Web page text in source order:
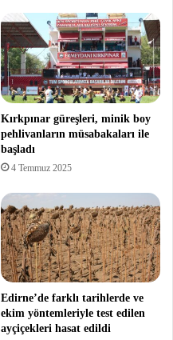
Kırkpınar güreşleri, minik boy
pehlivanların müsabakaları ile
başladı
4 Temmuz 2025
Edirne’de farklı tarihlerde ve
ekim yöntemleriyle test edilen
ayçiçekleri hasat edildi